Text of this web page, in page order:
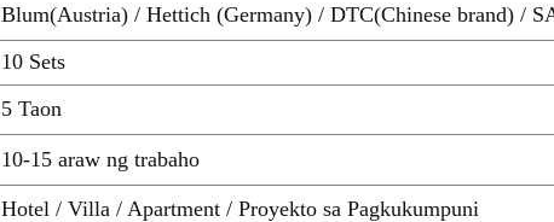
Blum(Austria) / Hettich (Germany) / DTC(Chinese brand) /
10 Sets
5 Taon
10-15 araw ng trabaho
Hotel / Villa / Apartment / Proyekto sa Pagkukumpuni